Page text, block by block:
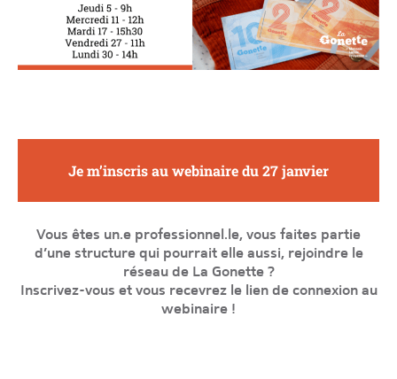
Je m’inscris au webinaire du 27 janvier
Vous êtes un.e professionnel.le, vous faites partie
d’une structure qui pourrait elle aussi, rejoindre le
réseau de La Gonette ?
Inscrivez-vous et vous recevrez le lien de connexion au
webinaire !